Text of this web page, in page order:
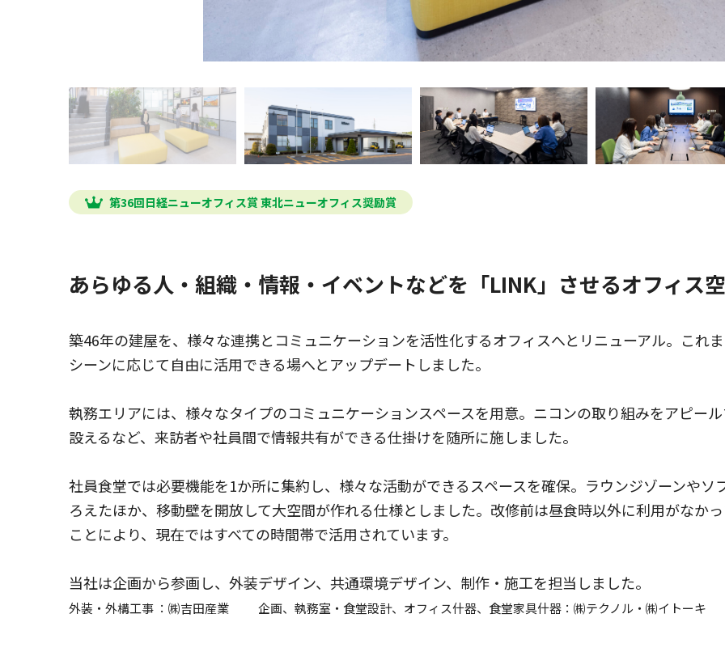
第36回日経ニューオフィス賞 東北ニューオフィス奨励賞
あらゆる人・組織・情報・イベントなどを「LINK」させるオフィス
築46年の建屋を、様々な連携とコミュニケーションを活性化するオフィスへとリニューアル。これ
シーンに応じて自由に活用できる場へとアップデートしました。
執務エリアには、様々なタイプのコミュニケーションスペースを用意。ニコンの取り組みをアピー
設えるなど、来訪者や社員間で情報共有ができる仕掛けを随所に施しました。
社員食堂では必要機能を1か所に集約し、様々な活動ができるスペースを確保。ラウンジゾーンや
ろえたほか、移動壁を開放して大空間が作れる仕様としました。改修前は昼食時以外に利用がなか
ことにより、現在ではすべての時間帯で活用されています。
当社は企画から参画し、外装デザイン、共通環境デザイン、制作・施工を担当しました。
外装・外構工事 ： ㈱吉田産業 企画、執務室・食堂設計、オフィス什器、食堂家具什器 ：㈱テクノル・㈱イトーキ